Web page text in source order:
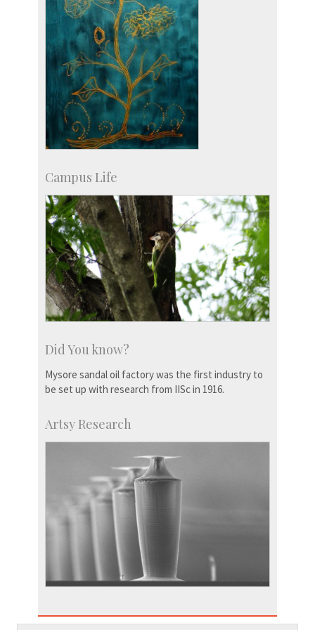
Campus Life
Did You know?
Mysore sandal oil factory was the first industry to
be set up with research from IISc in 1916.
Artsy Research